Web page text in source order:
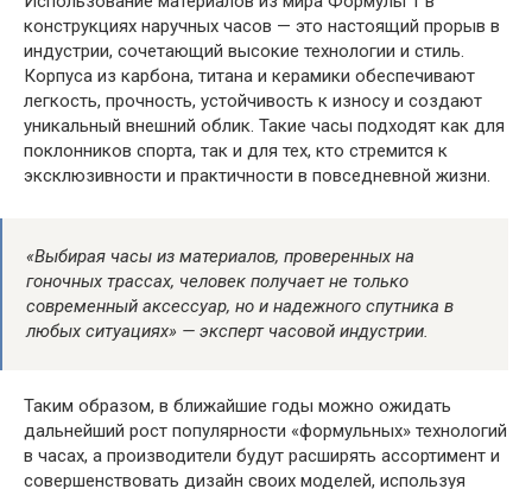
конструкциях наручных часов — это настоящий прорыв в
индустрии, сочетающий высокие технологии и стиль.
Корпуса из карбона, титана и керамики обеспечивают
легкость, прочность, устойчивость к износу и создают
уникальный внешний облик. Такие часы подходят как для
поклонников спорта, так и для тех, кто стремится к
эксклюзивности и практичности в повседневной жизни.
«Выбирая часы из материалов, проверенных на
гоночных трассах, человек получает не только
современный аксессуар, но и надежного спутника в
любых ситуациях» — эксперт часовой индустрии.
Таким образом, в ближайшие годы можно ожидать
дальнейший рост популярности «формульных» технологий
в часах, а производители будут расширять ассортимент и
совершенствовать дизайн своих моделей, используя